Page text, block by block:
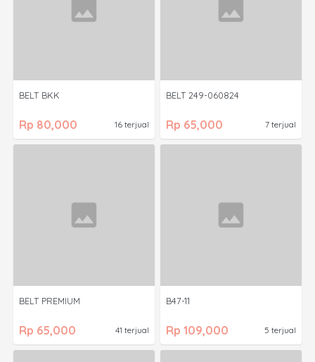
BELT BKK
Rp 80,000 16 terjual
BELT 249-060824
Rp 65,000 7 terjual
BELT PREMIUM
Rp 65,000 41 terjual
B47-11
Rp 109,000 5 terjual